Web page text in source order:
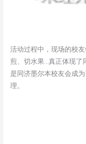
活动过程中，现场的校
煎、切水果…真正体现了
是同济墨尔本校友会成
理。